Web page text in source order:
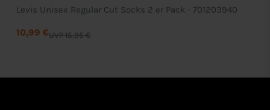
Levis Unisex Regular Cut Socks 2 er Pack - 701203940
UVP 15,95 €
10,99 €